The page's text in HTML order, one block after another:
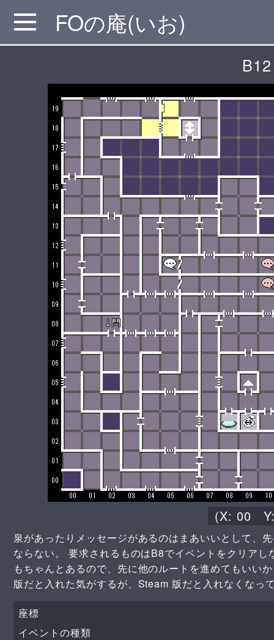
MENU FOの庵(いお)
B12
(X: 00
泉があったりメッセージがあるのはまあいいとして、
ならない。 要求されるものはB8でイベントをクリア
もちゃんとあるので、先に他のルートを進めてもいい
版だと入れた気がするが、Steam 版だと入れなくなっ
座標
イベントの種類